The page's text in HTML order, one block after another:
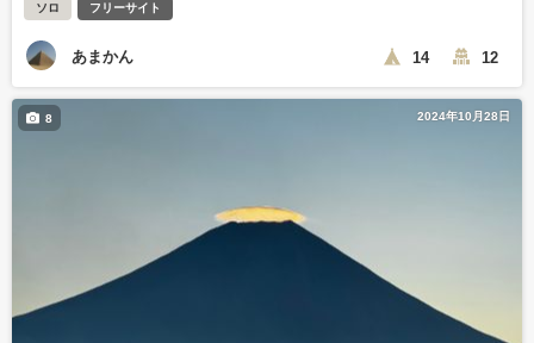
ソロ フリーサイト
あまかん 14 12
2024年10月28日
8